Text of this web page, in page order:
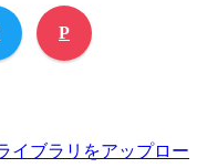
P
イブラリをアップロー